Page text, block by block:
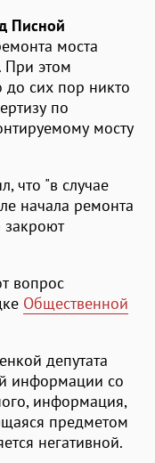
Писной
моста
При этом
до сих пор никто
по
мосту
что "в случае
начала ремонта
закроют
вопрос
Общественной
депутата
информации со
информация,
предметом
негативной.